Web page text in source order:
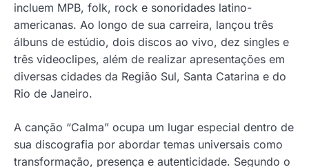
incluem MPB, folk, rock e sonoridades latino-
americanas. Ao longo de sua carreira, lançou três
álbuns de estúdio, dois discos ao vivo, dez singles e
três videoclipes, além de realizar apresentações em
diversas cidades da Região Sul, Santa Catarina e do
Rio de Janeiro.
A canção “Calma” ocupa um lugar especial dentro de
sua discografia por abordar temas universais como
transformação, presença e autenticidade. Segundo o